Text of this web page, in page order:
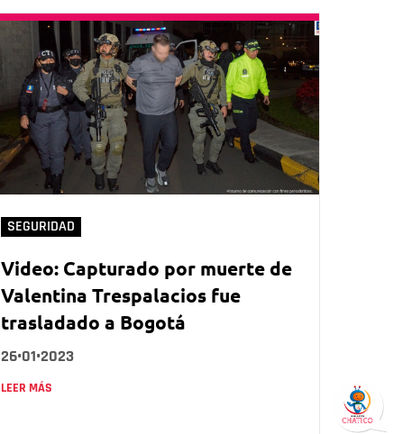
SEGURIDAD
Video: Capturado por muerte de
Valentina Trespalacios fue
trasladado a Bogotá
26•01•2023
LEER MÁS